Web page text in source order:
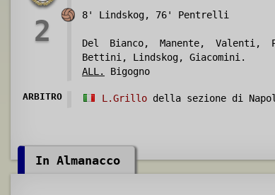
2 8' Lindskog, 76' Pentrelli
Del Bianco, Manente, Valenti,
Bettini, Lindskog, Giacomini.
ALL.
Bigogno
ARBITRO L.Grillo della sezione di
In Almanacco